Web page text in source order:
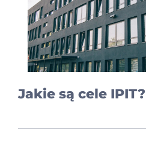
Jakie są cele IPIT?